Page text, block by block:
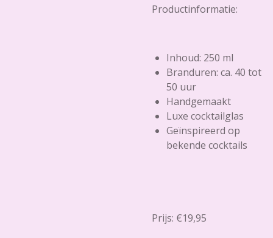
Productinformatie:
Inhoud: 250 ml
Branduren: ca. 40 tot
50 uur
Handgemaakt
Luxe cocktailglas
Geïnspireerd op
bekende cocktails
Prijs: €19,95